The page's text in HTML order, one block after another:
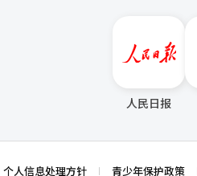
人民日报
个人信息处理方针 青少年保护政策